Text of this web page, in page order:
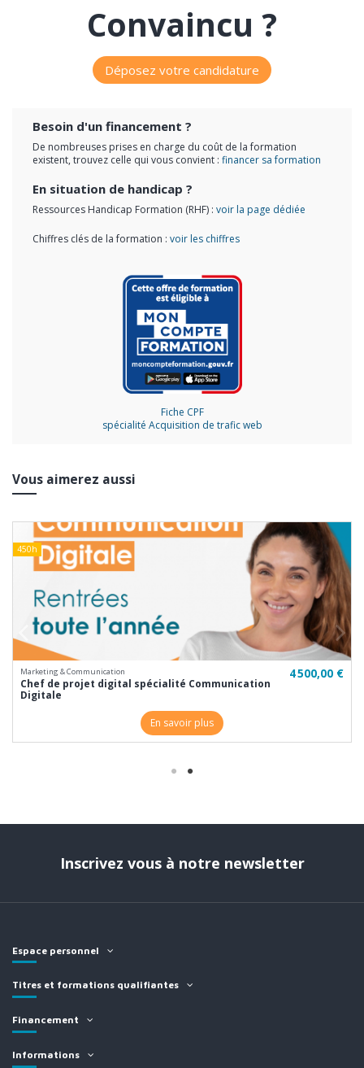
Convaincu ?
Déposez votre candidature
Besoin d'un financement ?
De nombreuses prises en charge du coût de la formation
existent, trouvez celle qui vous convient : financer sa formation
En situation de handicap ?
Ressources Handicap Formation (RHF) : voir la page dédiée
Chiffres clés de la formation : voir les chiffres
Fiche CPF
spécialité Acquisition de trafic web
Vous aimerez aussi
450h
Marketing & Communication
Chef de projet digital spécialité Communication
Digitale
4 500,00 €
En savoir plus
Inscrivez vous à notre newsletter
Espace personnel
Titres et formations qualifiantes
Financement
Informations